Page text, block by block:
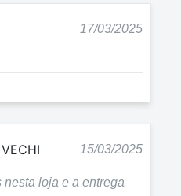
17/03/2025
15/03/2025
loja e a entrega